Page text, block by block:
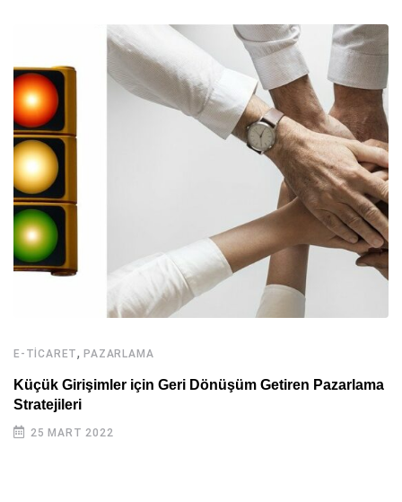
E-TICARET,PAZARLAMA
Küçük Girişimler için Geri Dönüşüm Getiren Pazarlama
Stratejileri
25 MART 2022